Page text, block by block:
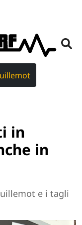
in
in
e i tagli